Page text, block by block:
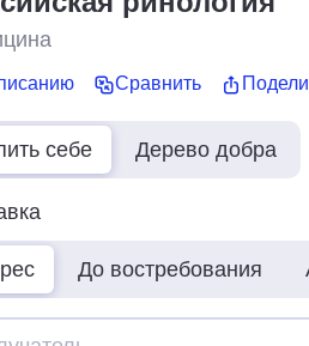
Сравнить
себе Дерево добра
До востребования